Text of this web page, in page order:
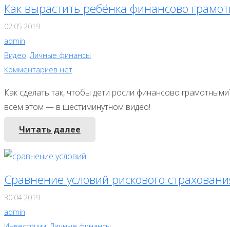
Как вырастить ребёнка финансово
02.05.2019
admin
Видео,Личные финансы
Комментариев нет
Как сделать так, чтобы дети росли финансово
всём этом — в шестиминутном видео!
Читать далее
Сравнение условий рискового
30.04.2019
admin